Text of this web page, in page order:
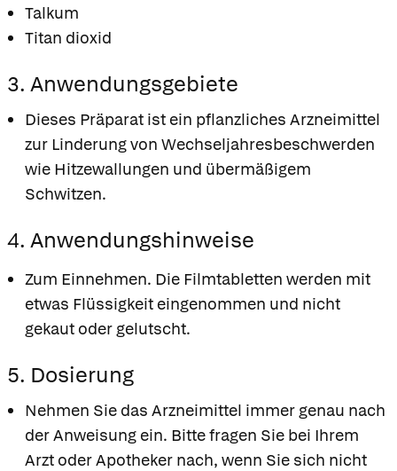
Talkum
Titan dioxid
3. Anwendungsgebiete
Dieses Präparat ist ein pflanzliches Arzneimittel
zur Linderung von Wechseljahresbeschwerden
wie Hitzewallungen und übermäßigem
Schwitzen.
4. Anwendungshinweise
Zum Einnehmen. Die Filmtabletten werden mit
etwas Flüssigkeit eingenommen und nicht
gekaut oder gelutscht.
5. Dosierung
Nehmen Sie das Arzneimittel immer genau nach
der Anweisung ein. Bitte fragen Sie bei Ihrem
Arzt oder Apotheker nach, wenn Sie sich nicht